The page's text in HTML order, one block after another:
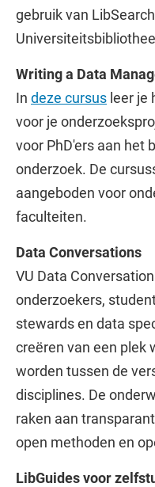
gebruik van
Writing a Data
In deze cursus leer je
voor je
voor PhD'ers aan het
onderzoek. De
aangeboden voor
faculteiten.
Data Conversations
VU Data
onderzoekers,
stewards en data
creëren van een plek
worden tussen de
disciplines. De
raken aan
open methoden en
LibGuides voor